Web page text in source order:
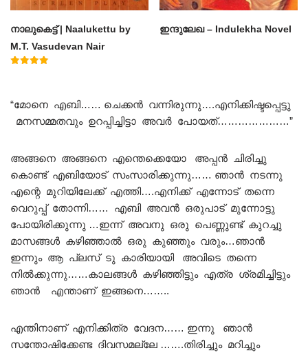
നാലുകെട്ട് | Naalukettu by
M.T. Vasudevan Nair
ഇന്ദുലേഖ – Indulekha Novel
“മോനെ എബി…… ചെക്കൻ വന്നിരുന്നു….എനിക്കിഷ്ടപ്പെട്ടു
മനസമ്മതവും ഉറപ്പിച്ചിട്ടാ അവർ പോയത്…………………”
അങ്ങനെ അങ്ങനെ എന്തെക്കെയോ അപ്പൻ ചിരിച്ചു
കൊണ്ട് എബിയോട് സംസാരിക്കുന്നു…… ഞാൻ നടന്നു
എന്റെ മുറിയിലേക്ക് എത്തി….എനിക്ക് എന്നോട് തന്നെ
വെറുപ്പ് തോന്നി…… എബി അവൻ ഒരുപാട് മുന്നോട്ടു
പോയിരിക്കുന്നു …ഇന്ന് അവനു ഒരു പെണ്ണുണ്ട് കുറച്ചു
മാസങ്ങൾ കഴിഞ്ഞാൽ ഒരു കുഞ്ഞും വരും…ഞാൻ
ഇന്നും ആ പ്ലസ് ടു കാരിയായി അവിടെ തന്നെ
നിൽക്കുന്നു……കാലങ്ങൾ കഴിഞ്ഞിട്ടും എത്ര ശ്രമിച്ചിട്ടും
ഞാൻ എന്താണ് ഇങ്ങനെ……..
എന്തിനാണ് എനിക്കിത്ര വേദന…… ഇന്നു ഞാൻ
സന്തോഷിക്കേണ്ട ദിവസമല്ലേ …….തിരിച്ചും മറിച്ചും